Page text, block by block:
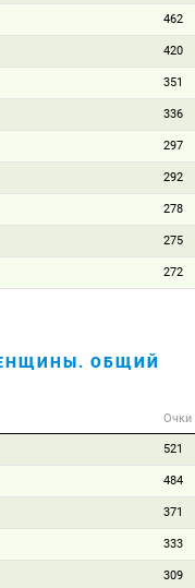
462
420
351
336
297
292
278
275
272
ОБЩИЙ
Очки
521
484
371
333
309